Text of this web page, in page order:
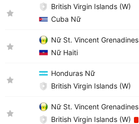
British Virgin Islands (W)
Cuba Nữ
Nữ St. Vincent Grenadines
Nữ Haiti
Honduras Nữ
British Virgin Islands (W)
Nữ St. Vincent Grenadines
British Virgin Islands (W)